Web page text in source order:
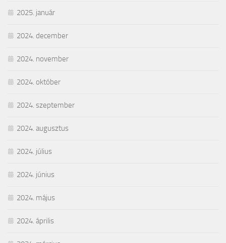
2025. január
2024. december
2024. november
2024. október
2024. szeptember
2024. augusztus
2024. július
2024. június
2024. május
2024. április